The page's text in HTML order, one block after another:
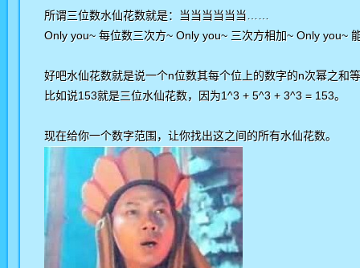
所谓三位数水仙花数就是：当当当当当当……
Only you~ 每位数三次方~ Only you~ 三次方相加~ Only you~
好吧水仙花数就是说一个n位数其每个位上的数字的n次幂之和
比如说153就是三位水仙花数，因为1^3 + 5^3 + 3^3 = 153。
现在给你一个数字范围，让你找出这之间的所有水仙花数。